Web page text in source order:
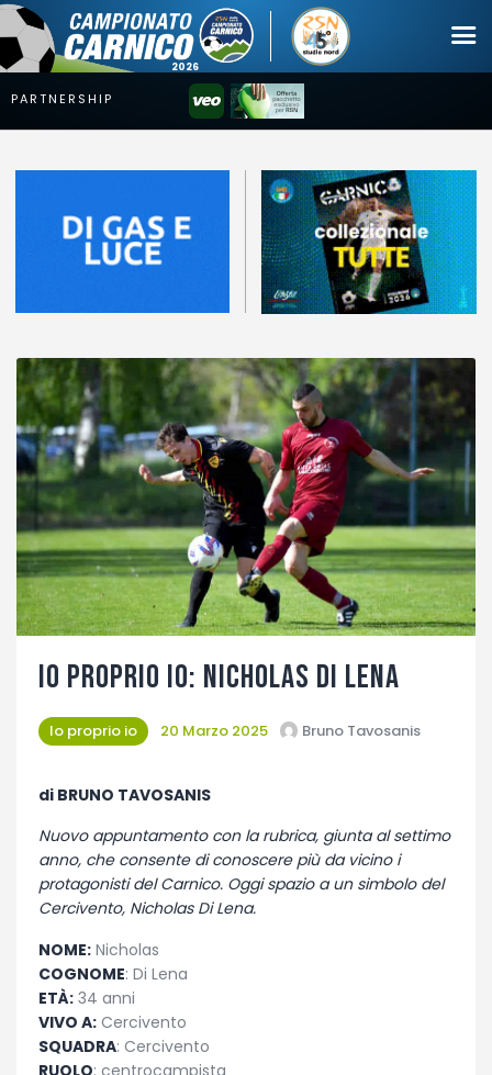
Squadre
News
Mercato
Erreà Cup
Giovanile
Video
Fotogallery
Io proprio Io: Nicholas Di Lena
Io proprio io 20 Marzo 2025 Bruno Tavosanis
di BRUNO TAVOSANIS
Nuovo appuntamento con la rubrica, giunta al settimo
anno, che consente di conoscere più da vicino i
protagonisti del Carnico. Oggi spazio a un simbolo del
Cercivento, Nicholas Di Lena.
NOME: Nicholas
COGNOME: Di Lena
ETÀ: 34 anni
VIVO A: Cercivento
SQUADRA: Cercivento
RUOLO: centrocampista